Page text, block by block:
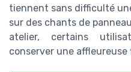
tiennent sans difficulté
sur des chants de
atelier, certains
conserver une